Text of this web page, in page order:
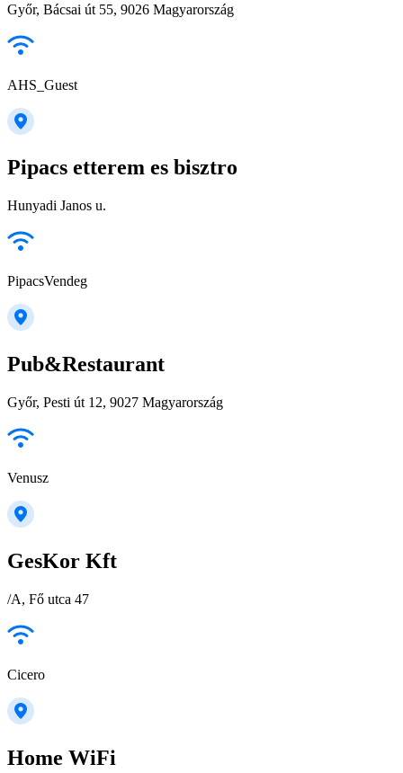
Győr, Bácsai út 55, 9026 Magyarország
AHS_Guest
Pipacs etterem es bisztro
Hunyadi Janos u.
PipacsVendeg
Pub&Restaurant
Győr, Pesti út 12, 9027 Magyarország
Venusz
GesKor Kft
/A, Fő utca 47
Cicero
Home WiFi